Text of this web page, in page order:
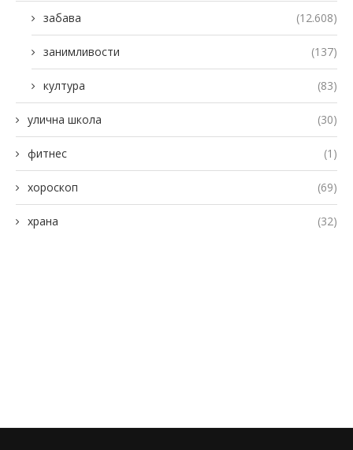
забава (12.608)
занимливости (137)
култура (83)
улична школа (30)
фитнес (1)
хороскоп (69)
храна (32)